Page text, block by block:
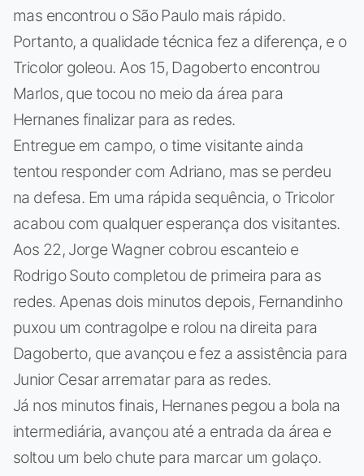
mas encontrou o São Paulo mais rápido.
Portanto, a qualidade técnica fez a diferença, e o
Tricolor goleou. Aos 15, Dagoberto encontrou
Marlos, que tocou no meio da área para
Hernanes finalizar para as redes.
Entregue em campo, o time visitante ainda
tentou responder com Adriano, mas se perdeu
na defesa. Em uma rápida sequência, o Tricolor
acabou com qualquer esperança dos visitantes.
Aos 22, Jorge Wagner cobrou escanteio e
Rodrigo Souto completou de primeira para as
redes. Apenas dois minutos depois, Fernandinho
puxou um contragolpe e rolou na direita para
Dagoberto, que avançou e fez a assistência para
Junior Cesar arrematar para as redes.
Já nos minutos finais, Hernanes pegou a bola na
intermediária, avançou até a entrada da área e
soltou um belo chute para marcar um golaço.